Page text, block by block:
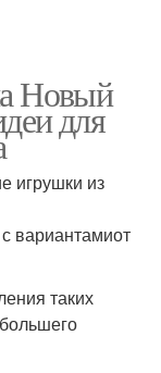
Новый
для
игрушки из
вариантамиот
таких